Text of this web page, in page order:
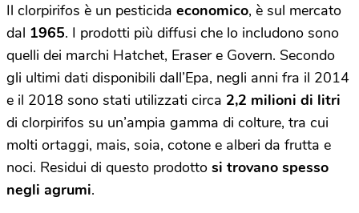
Il clorpirifos è un pesticida economico, è sul mercato
dal 1965. I prodotti più diffusi che lo includono sono
quelli dei marchi Hatchet, Eraser e Govern. Secondo
gli ultimi dati disponibili dall’Epa, negli anni fra il 2014
e il 2018 sono stati utilizzati circa 2,2 milioni di litri
di clorpirifos su un’ampia gamma di colture, tra cui
molti ortaggi, mais, soia, cotone e alberi da frutta e
noci. Residui di questo prodotto si trovano spesso
negli agrumi.